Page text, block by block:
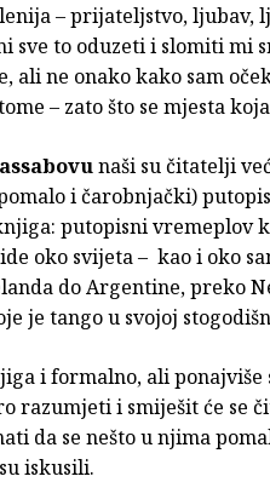
– prijateljstvo, ljubav,
sve to oduzeti i slomiti mi
ali ne onako kako sam
– zato što se mjesta
naši su čitatelji
i čarobnjački)
putopisni vremeplov
oko svijeta – kao i oko
do Argentine, preko
je tango u svojoj
i formalno, ali
razumjeti i smiješit će se
da se nešto u njima
iskusili.